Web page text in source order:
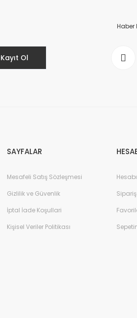
Kayıt Ol
Haber
SAYFALAR
Mesafeli Satış Sözleşmesi
Gizlilik ve Güvenlik
İptal İade Koşullari
Kişisel Veriler Politikası